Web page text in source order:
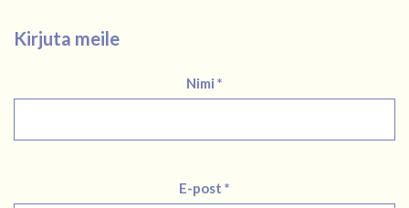
Kirjuta meile
Nimi *
E-post *